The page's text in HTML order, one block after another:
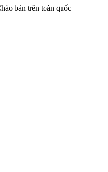
bán trên toàn quốc